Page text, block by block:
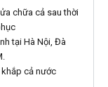
chữa cả sau thời
tại Hà Nội, Đà
cả nước